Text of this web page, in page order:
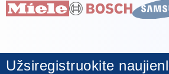
Užsiregistruokite